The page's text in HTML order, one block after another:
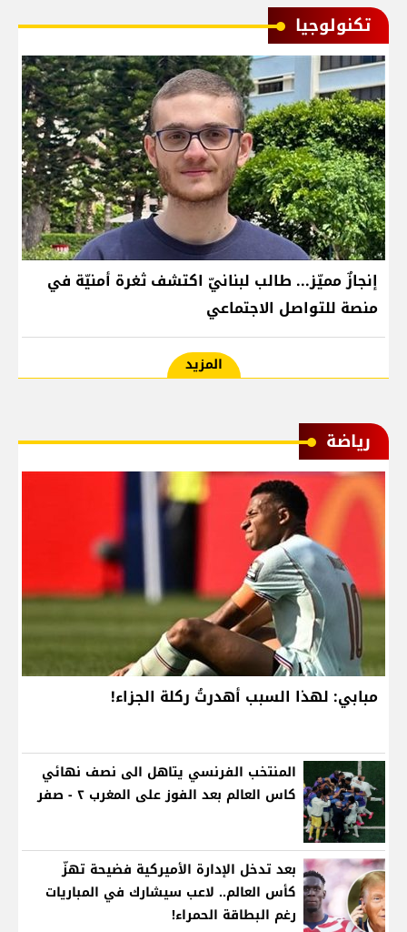
تكنولوجيا
إنجازٌ مميّز... طالب لبنانيّ اكتشف ثغرة أمنيّة في
منصة للتواصل الاجتماعي
المزيد
رياضة
مبابي: لهذا السبب أهدرتُ ركلة الجزاء!
المنتخب الفرنسي يتاهل الى نصف نهائي
كاس العالم بعد الفوز على المغرب ٢ - صفر
بعد تدخل الإدارة الأميركية فضيحة تهزّ
كأس العالم.. لاعب سيشارك في المباريات
رغم البطاقة الحمراء!